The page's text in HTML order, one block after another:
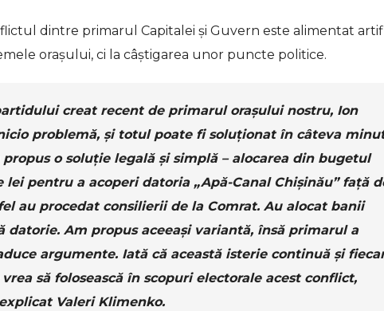
dintre primarul Capitalei și Guvern este alimentat
orașului, ci la câștigarea unor puncte politice.
creat recent de primarul orașului nostru, Ion
problemă, și totul poate fi soluționat în câteva
propus o soluție legală și simplă – alocarea din bugetul
pentru a acoperi datoria „Apă-Canal Chișinău” față
au procedat consilierii de la Comrat. Au alocat banii
datorie. Am propus aceeași variantă, însă primarul a
argumente. Iată că această isterie continuă și
să folosească în scopuri electorale acest conflict,
Valeri Klimenko.